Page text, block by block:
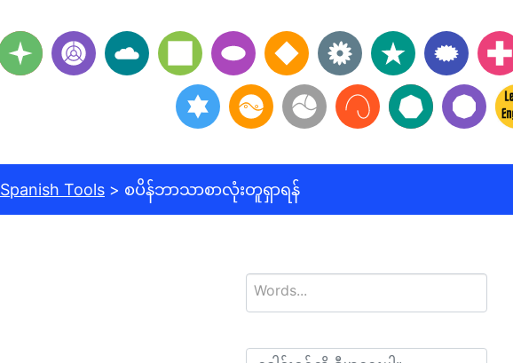
Spanish Tools စပိန်ဘာသာစာလုံးတူရှာရန်